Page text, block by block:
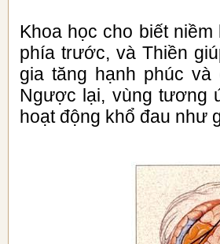
Khoa học cho biết
phía trước, và Thiền
gia tăng hạnh phúc
Ngược lại, vùng tương
hoạt động khổ đau như